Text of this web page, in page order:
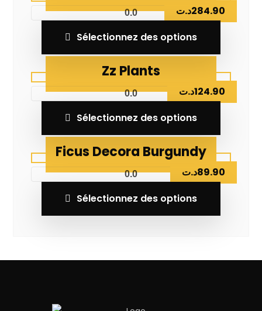
0.0 284.90د.ت
Sélectionnez des options
Zz Plants
0.0 124.90د.ت
Sélectionnez des options
Ficus Decora Burgundy
0.0 89.90د.ت
Sélectionnez des options